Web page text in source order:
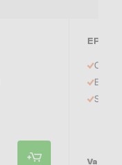
EPDM
Vanaf